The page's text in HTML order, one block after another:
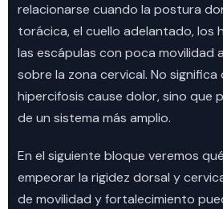
relacionarse cuando la postura
torácica, el cuello adelantado, los
las escápulas con poca movilidad
sobre la zona cervical. No
hipercifosis cause dolor, sino que
de un sistema más amplio.
En el siguiente bloque veremos
empeorar la rigidez dorsal y
de movilidad y fortalecimiento